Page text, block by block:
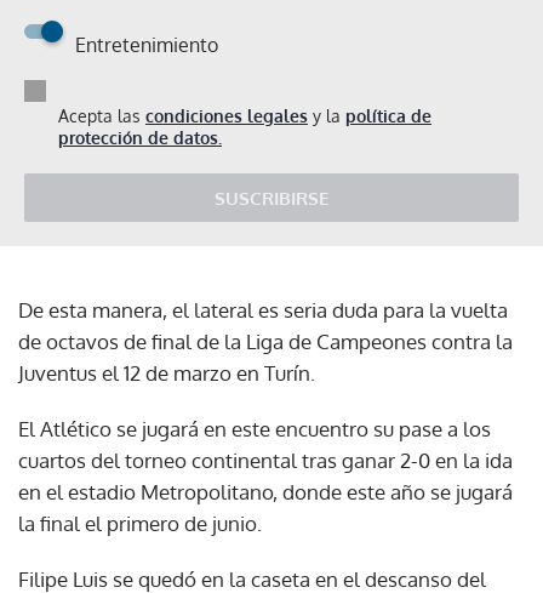
Entretenimiento
Acepta las condiciones legales y la política de
protección de datos.
SUSCRIBIRSE
De esta manera, el lateral es seria duda para la vuelta
de octavos de final de la Liga de Campeones contra la
Juventus el 12 de marzo en Turín.
El Atlético se jugará en este encuentro su pase a los
cuartos del torneo continental tras ganar 2-0 en la ida
en el estadio Metropolitano, donde este año se jugará
la final el primero de junio.
Filipe Luis se quedó en la caseta en el descanso del